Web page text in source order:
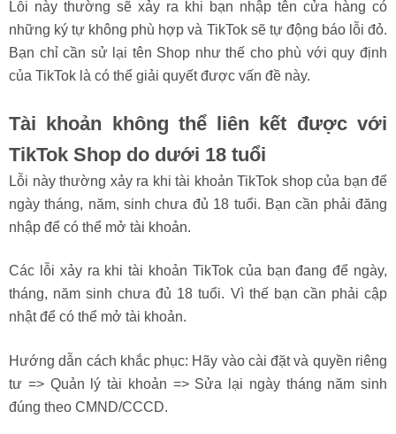
Lỗi này thường sẽ xảy ra khi bạn nhập tên cửa hàng có
những ký tự không phù hợp và TikTok sẽ tự động báo lỗi đỏ.
Bạn chỉ cần sử lại tên Shop như thế cho phù với quy định
của TikTok là có thể giải quyết được vấn đề này.
Tài khoản không thể liên kết được với
TikTok Shop do dưới 18 tuổi
Lỗi này thường xảy ra khi tài khoản TikTok shop của bạn để
ngày tháng, năm, sinh chưa đủ 18 tuổi. Bạn cần phải đăng
nhập để có thể mở tài khoản.
Các lỗi xảy ra khi tài khoản TikTok của bạn đang để ngày,
tháng, năm sinh chưa đủ 18 tuổi. Vì thế bạn cần phải cập
nhật để có thể mở tài khoản.
Hướng dẫn cách khắc phục: Hãy vào cài đặt và quyền riêng
tư => Quản lý tài khoản => Sửa lại ngày tháng năm sinh
đúng theo CMND/CCCD.